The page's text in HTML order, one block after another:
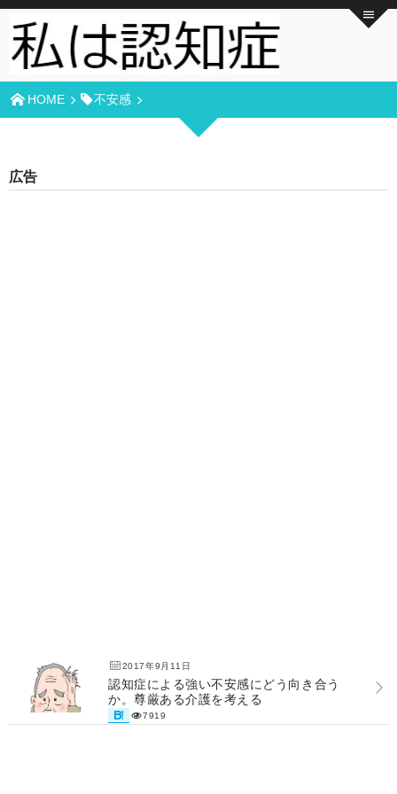
HOME 不安感
広告
2017年9月11日
認知症による強い不安感にどう向き合う
か。尊厳ある介護を考える
7919